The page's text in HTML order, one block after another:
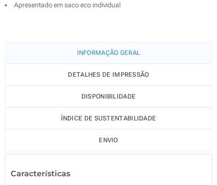
Apresentado em saco eco individual
INFORMAÇÃO GERAL
DETALHES DE IMPRESSÃO
DISPONIBILIDADE
ÍNDICE DE SUSTENTABILIDADE
ENVIO
Características